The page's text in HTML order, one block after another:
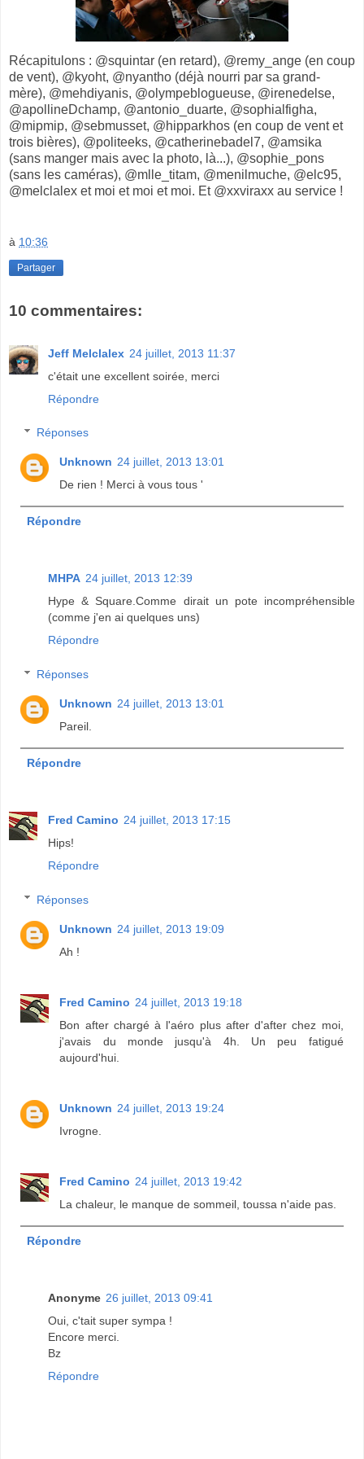
Récapitulons : @squintar (en retard), @remy_ange (en coup
de vent), @kyoht, @nyantho (déjà nourri par sa grand-
mère), @mehdiyanis, @olympeblogueuse, @irenedelse,
@apollineDchamp, @antonio_duarte, @sophialfigha,
@mipmip, @sebmusset, @hipparkhos (en coup de vent et
trois bières), @politeeks, @catherinebadel7, @amsika
(sans manger mais avec la photo, là...), @sophie_pons
(sans les caméras), @mlle_titam, @menilmuche, @elc95,
@melclalex et moi et moi et moi. Et @xxviraxx au service !
à 10:36
Partager
10 commentaires:
Jeff Melclalex 24 juillet, 2013 11:37
c'était une excellent soirée, merci
Répondre
Réponses
Unknown 24 juillet, 2013 13:01
De rien ! Merci à vous tous '
Répondre
MHPA 24 juillet, 2013 12:39
Hype & Square.Comme dirait un pote incompréhensible
(comme j'en ai quelques uns)
Répondre
Réponses
Unknown 24 juillet, 2013 13:01
Pareil.
Répondre
Fred Camino 24 juillet, 2013 17:15
Hips!
Répondre
Réponses
Unknown 24 juillet, 2013 19:09
Ah !
Fred Camino 24 juillet, 2013 19:18
Bon after chargé à l'aéro plus after d'after chez moi,
j'avais du monde jusqu'à 4h. Un peu fatigué
aujourd'hui.
Unknown 24 juillet, 2013 19:24
Ivrogne.
Fred Camino 24 juillet, 2013 19:42
La chaleur, le manque de sommeil, toussa n'aide pas.
Répondre
Anonyme 26 juillet, 2013 09:41
Oui, c'tait super sympa !
Encore merci.
Bz
Répondre